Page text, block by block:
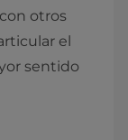
otros
el
sentido